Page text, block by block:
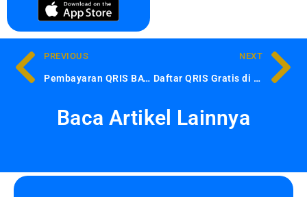
Prev
PREVIOUS
Pembayaran QRIS BATPay: Cara Kerja, Keunggulan, dan Sistem Transaksi untuk Merchant
NEXT
Daftar QRIS Gratis di BATPay Bisnis: Panduan Lengkap UMKM Go Digital 2026
Baca Artikel Lainnya